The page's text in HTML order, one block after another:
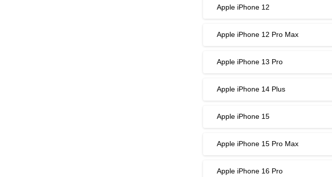
Apple iPhone 12
Apple iPhone 12 Pro Max
Apple iPhone 13 Pro
Apple iPhone 14 Plus
Apple iPhone 15
Apple iPhone 15 Pro Max
Apple iPhone 16 Pro